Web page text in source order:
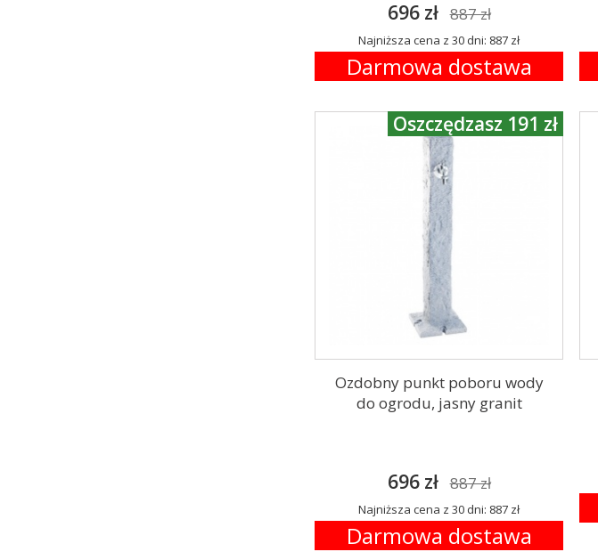
696 zł 887 zł
Najniższa cena z 30 dni: 887 zł
Darmowa dostawa
Ozdobny punkt poboru wody
do ogrodu, jasny granit
696 zł 887 zł
Najniższa cena z 30 dni: 887 zł
Darmowa dostawa
Oszczędzasz 191 zł